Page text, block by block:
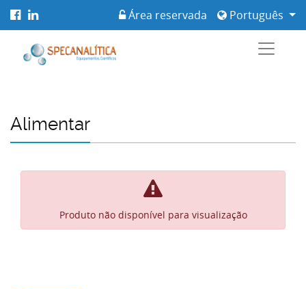
Português
Área reservada
Alimentar
Produto não disponível para visualização